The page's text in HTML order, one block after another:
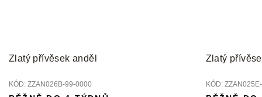
Zlatý přívěsek anděl
KÓD: ZZAN026B-99-0000
Zlatý
KÓD: